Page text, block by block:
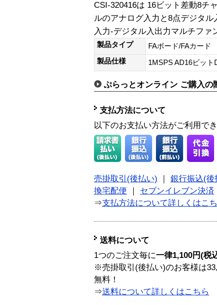
CSI-320416は 16ビット差動8チ
ルのアナログ入力と8点デジタ
入力-デジタル入出力マルチファ
製品タイプ
FAボード/FAカード
製品仕様
1MSPS AD16ビッ
ぷらっとオンライン ご購入の
支払方法について
以下のお支払い方法がご利用で
売掛取引(後払い)
銀行振込(後
換宅配便
セブンイレブン決済
⇒支払方法について詳しくはこ
送料について
1つのご注文毎に一律1,100円(税
※売掛取引(後払い)のお客様は
無料！
⇒送料について詳しくはこちら